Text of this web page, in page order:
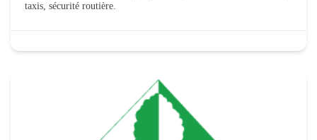
taxis, sécurité routière.